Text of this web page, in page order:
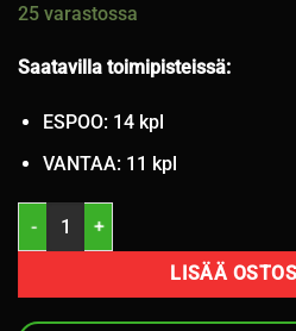
25 varastossa
Saatavilla toimipisteissä:
ESPOO: 14 kpl
VANTAA: 11 kpl
195/60R15 Davanti DX390 88H D,A
LISÄÄ